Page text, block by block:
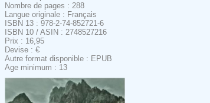
Nombre de pages : 288
Langue originale : Français
ISBN 13 : 978-2-74-852721-6
ISBN 10 / ASIN : 2748527216
Prix : 16,95
Devise : €
Autre format disponible : EPUB
Age minimum : 13